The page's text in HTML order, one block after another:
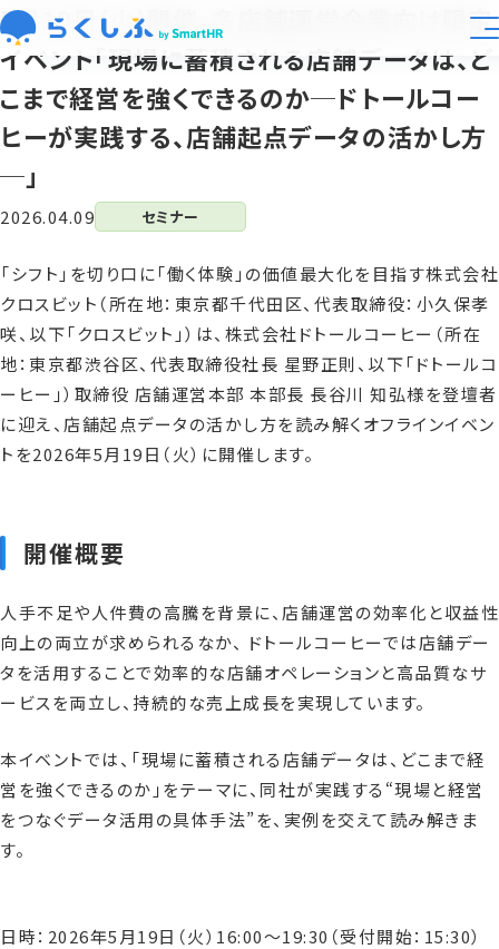
業種別活用
大規模展開向け
機能
料金
導入事例
資料ライブラリ
お問い合わせ
5月19日(火)開催、多店舗運営企業向け限定
イベント「現場に蓄積される店舗データは、ど
こまで経営を強くできるのか─ドトールコー
ヒーが実践する、店舗起点データの活かし方
─」
2026.04.09 セミナー
「シフト」を切り口に「働く体験」の価値最大化を目指す株式会社
クロスビット（所在地：東京都千代田区、代表取締役：小久保孝
咲、以下「クロスビット」）は、株式会社ドトールコーヒー（所在
地：東京都渋谷区、代表取締役社長 星野正則、以下「ドトールコ
ーヒー」）取締役 店舗運営本部 本部長 長谷川 知弘様を登壇者
に迎え、店舗起点データの活かし方を読み解くオフラインイベン
トを2026年5月19日（火）に開催します。
開催概要
人手不足や人件費の高騰を背景に、店舗運営の効率化と収益性
向上の両立が求められるなか、 ドトールコーヒーでは店舗デー
タを活用することで効率的な店舗オペレーションと高品質なサ
ービスを両立し、持続的な売上成長を実現しています。
本イベントでは、「現場に蓄積される店舗データは、どこまで経
営を強くできるのか」をテーマに、同社が実践する“現場と経営
をつなぐデータ活用の具体手法”を、実例を交えて読み解きま
す。
日時：2026年5月19日（火）16:00〜19:30（受付開始：15:30）